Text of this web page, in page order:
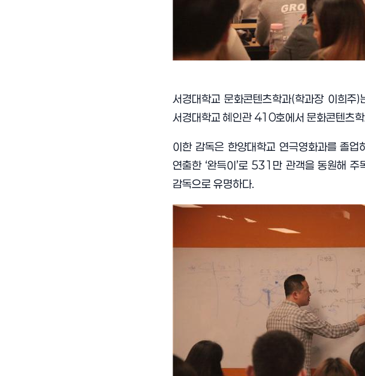
서경대학교 문화콘텐츠학과(학과장 이희주)
서경대학교 혜인관 410호에서 문화콘텐츠
이한 감독은 한양대학교 연극영화과를 졸업
연출한 ‘완득이’로 531 만 관객을 동원해 주
감독으로 유명하다.